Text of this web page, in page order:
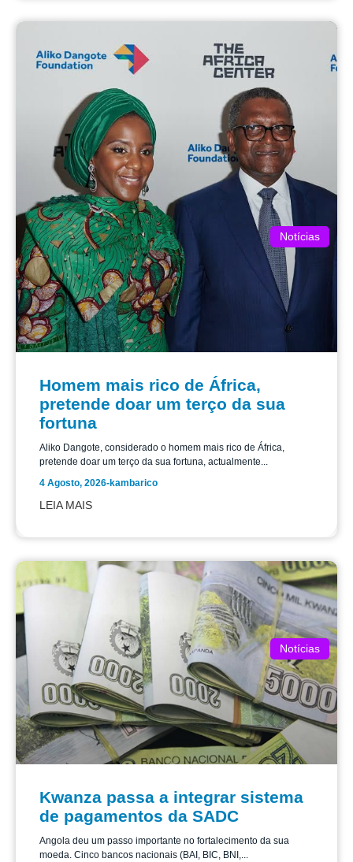
Notícias
Homem mais rico de África,
pretende doar um terço da sua
fortuna
Aliko Dangote, considerado o homem mais rico de África,
pretende doar um terço da sua fortuna, actualmente...
4 Agosto, 2026-kambarico
LEIA MAIS
Notícias
Kwanza passa a integrar sistema
de pagamentos da SADC
Angola deu um passo importante no fortalecimento da sua
moeda. Cinco bancos nacionais (BAI, BIC, BNI,...